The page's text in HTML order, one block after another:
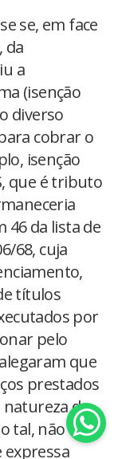
se, em face
da
a
(isenção
diverso
cobrar o
isenção
que é tributo
46 da lista de
68, cuja
títulos
por
pelo
que
prestados
de
tal, não
expressa